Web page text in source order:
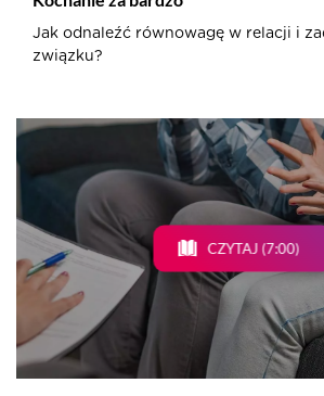
Jak odnaleźć równowagę w relacji i
związku?
CZYTAJ (7:00)